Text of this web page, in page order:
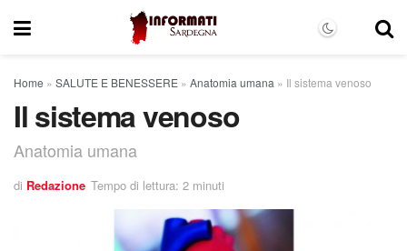
Home » SALUTE E BENESSERE » Anatomia umana » Il sistema venoso
Il sistema venoso
Anatomia umana
di Redazione Tempo di lettura: 2 minuti